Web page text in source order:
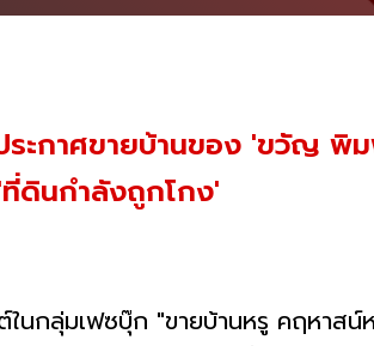
ระกาศขายบ้านของ 'ขวัญ
ดินกำลังถูกโกง'
นกลุ่มเฟซบุ๊ก "ขายบ้านหรู คฤหาสน์